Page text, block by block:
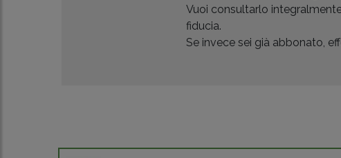
Vuoi consultarlo
fiducia.
Se invece sei già abbonato,